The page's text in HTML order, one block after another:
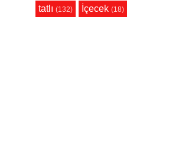
tatlı (132) İçecek (18)